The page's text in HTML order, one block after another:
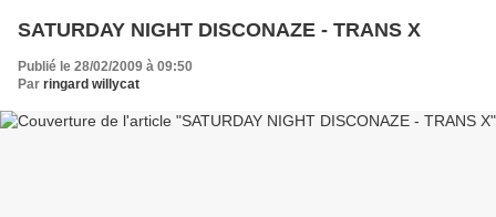
SATURDAY NIGHT DISCONAZE - TRANS X
Publié le 28/02/2009 à 09:50
Par ringard willycat